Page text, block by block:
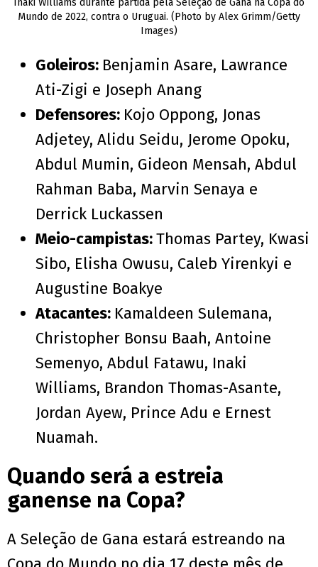
Mundo de 2022, contra o Uruguai. (Photo by Alex Grimm/Getty
Images)
Goleiros: Benjamin Asare, Lawrance
Ati-Zigi e Joseph Anang
Defensores: Kojo Oppong, Jonas
Adjetey, Alidu Seidu, Jerome Opoku,
Abdul Mumin, Gideon Mensah, Abdul
Rahman Baba, Marvin Senaya e
Derrick Luckassen
Meio-campistas:Thomas Partey, Kwasi
Sibo, Elisha Owusu, Caleb Yirenkyi e
Augustine Boakye
Atacantes: Kamaldeen Sulemana,
Christopher Bonsu Baah, Antoine
Semenyo, Abdul Fatawu, Inaki
Williams, Brandon Thomas-Asante,
Jordan Ayew, Prince Adu e Ernest
Nuamah.
Quando será a estreia
ganense na Copa?
A Seleção de Gana estará estreando na